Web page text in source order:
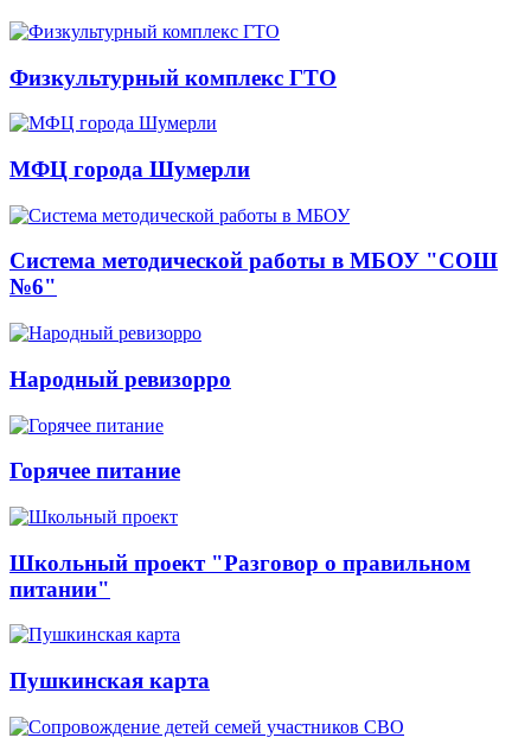
Физкультурный комплекс ГТО
МФЦ города Шумерли
Система методической работы в МБОУ "СОШ
№6"
Народный ревизорро
Горячее питание
Школьный проект "Разговор о правильном
питании"
Пушкинская карта